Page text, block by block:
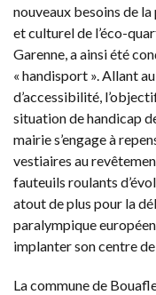
nouveaux besoins de
et culturel de l’éco-
Garenne, a ainsi été
« handisport ». Allant
d’accessibilité,
situation de handicap
mairie s’engage à
vestiaires au
fauteuils roulants
atout de plus pour la
paralympique
implanter son centre
La commune de